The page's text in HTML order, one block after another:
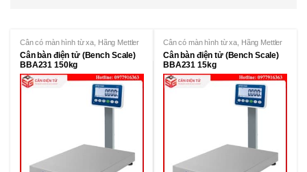
Cân có màn hình từ xa Hãng Mettler
Toledo
Cân bàn điện tử (Bench Scale)
BBA231 150kg
Cân có màn hình từ xa Hãng Mettler
Toledo
Cân bàn điện tử (Bench Scale)
BBA231 15kg